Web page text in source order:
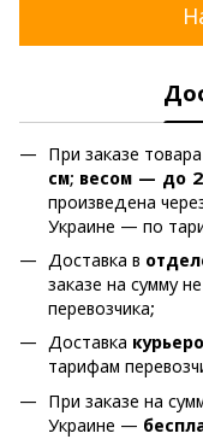
При заказе
см; весом — до
произведена
Украине — по
Доставка в
заказе на сумму не
перевозчика;
Доставка
тарифам
При заказе на
Украине —